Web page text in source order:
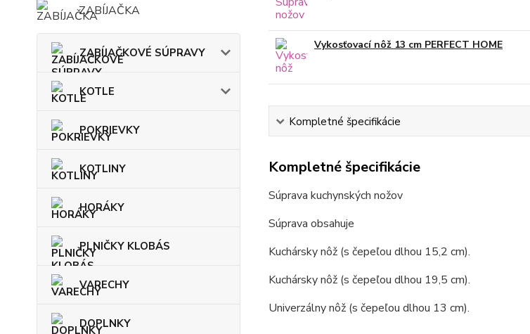
ZABÍJAČKA
ZABÍJAČKOVÉ SÚPRAVY
KOTLE
POKRIEVKY
KOTLINY
HORÁKY
PLNIČKY KLOBÁS
VARECHY
DOPLNKY
Vykosťovací nôž 13 cm PERFECT HOME
Kompletné špecifikácie
Kompletné špecifikácie
Súprava kuchynských nožov
Súprava obsahuje
Kuchársky nôž (s čepeľou dlhou 15,2 cm).
Kuchársky nôž (s čepeľou dlhou 19,5 cm).
Univerzálny nôž (s čepeľou dlhou 13 cm).